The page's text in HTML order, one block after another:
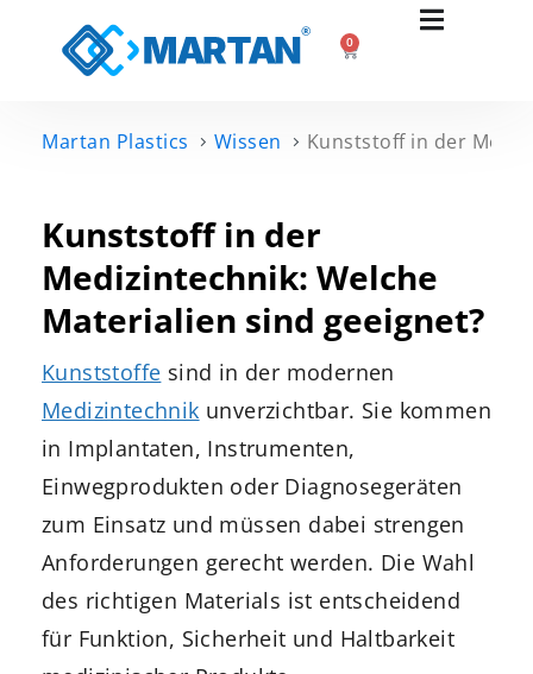
0
Martan Plastics Wissen Kunststoff in der
Kunststoff in der
Medizintechnik: Welche
Materialien sind geeignet?
Kunststoffe sind in der modernen
Medizintechnik unverzichtbar. Sie kommen
in Implantaten, Instrumenten,
Einwegprodukten oder Diagnosegeräten
zum Einsatz und müssen dabei strengen
Anforderungen gerecht werden. Die Wahl
des richtigen Materials ist entscheidend
für Funktion, Sicherheit und Haltbarkeit